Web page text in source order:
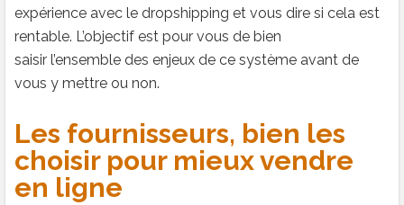
expérience avec le dropshipping et vous dire si cela est
rentable. L’objectif est pour vous de bien
saisir l’ensemble des enjeux de ce système avant de
vous y mettre ou non.
Les fournisseurs, bien les
choisir pour mieux vendre
en ligne